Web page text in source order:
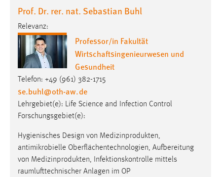
Prof. Dr. rer. nat. Sebastian Buhl
Relevanz:
Professor/in Fakultät
Wirtschaftsingenieurwesen und
Gesundheit
Telefon: +49 (961) 382-1715
se.buhl@oth-aw.de
Lehrgebiet(e): Life Science and Infection Control
Forschungsgebiet(e):
Hygienisches Design von Medizinprodukten,
antimikrobielle Oberflächentechnologien, Aufbereitung
von Medizinprodukten, Infektionskontrolle mittels
raumlufttechnischer Anlagen im OP